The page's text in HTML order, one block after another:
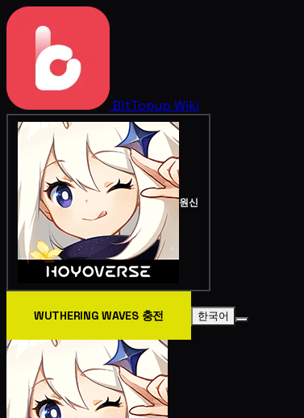
BitTopup Wiki
원신
WUTHERING WAVES 충전 한국어